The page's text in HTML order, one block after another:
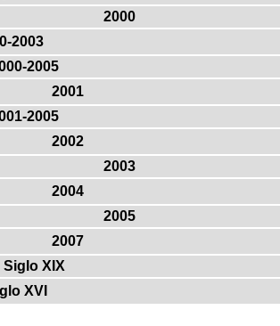
2000
2003
2005
2001
2005
2002
2003
2004
2005
2007
Siglo XIX
XVI